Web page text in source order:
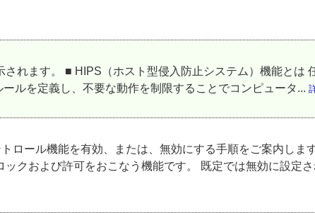
れます。 ■ HIPS（ホスト型侵入防止システム）機能とは
ルを定義し、不要な動作を制限することでコンピュータ...
ロール機能を有効、または、無効にする手順をご案内しま
クおよび許可をおこなう機能です。 既定では無効に設定さ